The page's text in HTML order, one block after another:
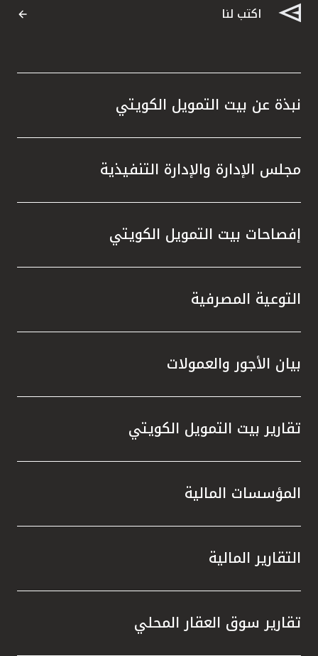
اكتب لنا
نبذة عن بيت التمويل الكويتي
مجلس الإدارة والإدارة التنفيذية
إفصاحات بيت التمويل الكويتي
التوعية المصرفية
بيان الأجور والعمولات
تقارير بيت التمويل الكويتي
المؤسسات المالية
التقارير المالية
تقارير سوق العقار المحلي